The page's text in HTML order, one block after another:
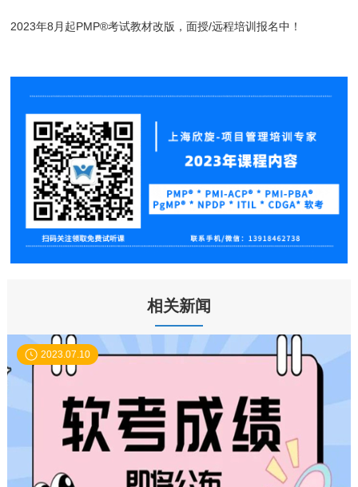
2023年8月起PMP®考试教材改版，面授/远程培训报名中！
相关新闻
2023.07.10